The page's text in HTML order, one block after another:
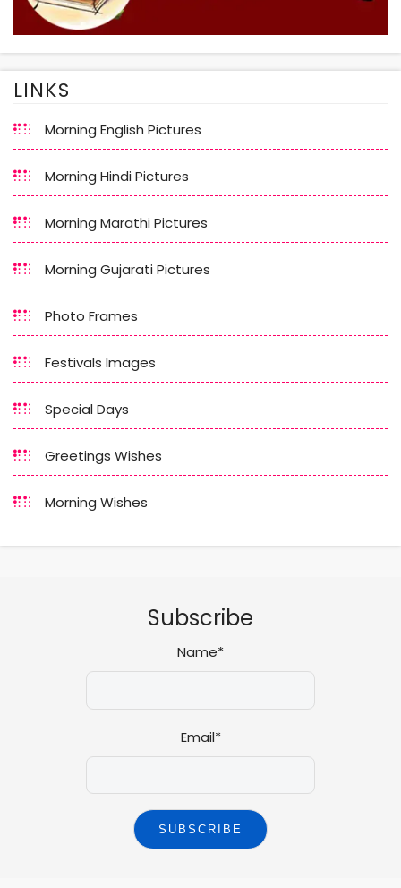
LINKS
Morning English Pictures
Morning Hindi Pictures
Morning Marathi Pictures
Morning Gujarati Pictures
Photo Frames
Festivals Images
Special Days
Greetings Wishes
Morning Wishes
Subscribe
Name*
Email*